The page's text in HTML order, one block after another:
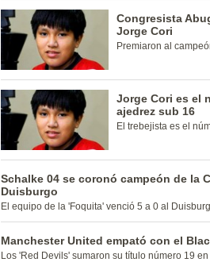
Congresista
Jorge Cori
Premiaron al
Jorge Cori es el
ajedrez sub 16
El trebejista es el
Schalke 04 se coronó campeón de la
Duisburgo
El equipo de la 'Foquita' venció 5 a 0 al
Manchester United empató con el
Los 'Red Devils' sumaron su título número 19